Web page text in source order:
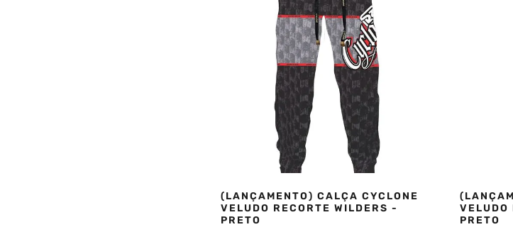
(LANÇAMENTO) CALÇA CYCLONE
VELUDO RECORTE WILDERS -
PRETO
VELUDO
PRETO